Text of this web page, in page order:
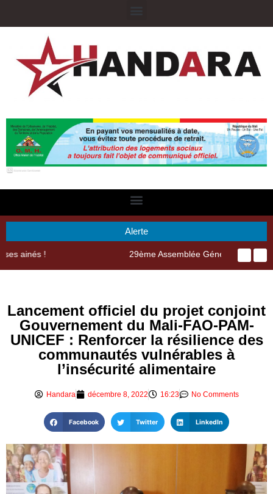
Alerte
29ème Assemblée Générale Ordinaire de l’Union Nyèsigiso : L’encours total des dépôts des membres passé de 18 milliards en 2024 à 21 milliards en 2025
Lancement officiel du projet conjoint
Gouvernement du Mali-FAO-PAM-
UNICEF : Renforcer la résilience des
communautés vulnérables à
l’insécurité alimentaire
Handara décembre 8, 2022 16:23 No Comments
Facebook Twitter LinkedIn